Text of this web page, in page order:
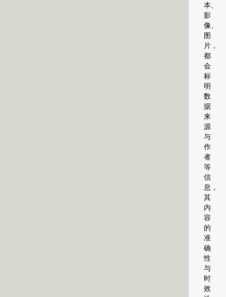
本、
影
像、
图
片，
都
会
标
明
数
据
来
源
与
作
者
等
信
息，
其
内
容
的
准
确
性
与
时
效